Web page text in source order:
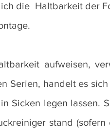
die Haltbarkeit der
aufweisen,
Serien, handelt es
Sicken legen lassen.
stand (sofern